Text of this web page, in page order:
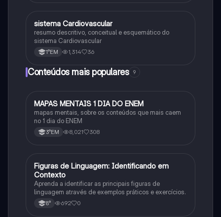
Biologia
sistema Cardiovascular
resumo descritivo, conceitual e esquemático do
sistema Cardiovascular
1°EM 1,314 36
Conteúdos mais populares 9
Português
MAPAS MENTAIS 1 DIA DO ENEM
mapas mentais, sobre os conteúdos que mais caem
no 1 dia do ENEM
3°EM 8,021 308
FPortuguês
Figuras de Linguagem: Identificando em
Contexto
Aprenda a identificar as principais figuras de
linguagem através de exemplos práticos e exercícios.
8° 692 0